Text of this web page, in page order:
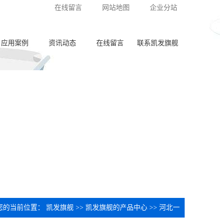
在线留言 网站地图 企业分站
应用案例
阀体圈槽加工
资讯动态 在线留言 联系凯发旗舰
的当前位置： 凯发旗舰 >> 凯发旗舰的产品中心 >> 河北一